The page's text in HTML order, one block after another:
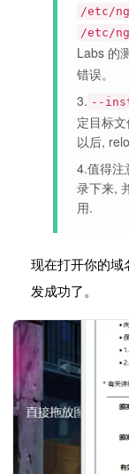
/etc/
/etc/
Labs 的
错误。
3. --
定目标
以后,
4.值得注
录下来,
用.
现在打开你的域
发成功了。